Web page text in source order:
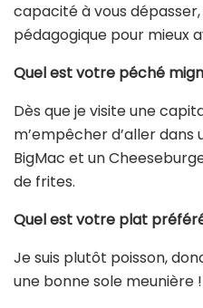
capacité à vous
pédagogique pour mieux
Quel est votre péché
Dès que je visite une
m’empêcher d’aller dans
BigMac et un
de frites.
Quel est votre plat
Je suis plutôt poisson,
une bonne sole meunière !